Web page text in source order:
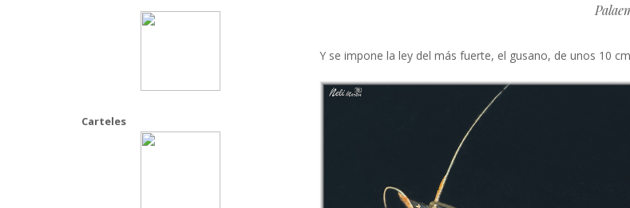
Y se impone la ley del más fuerte, el gusano, de unos 10
Carteles